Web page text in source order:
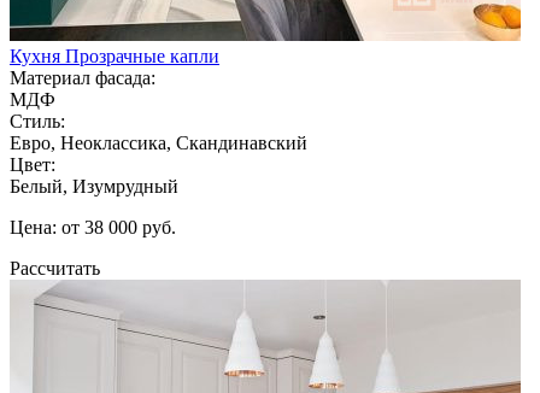
Кухня Прозрачные капли
Материал фасада:
МДФ
Стиль:
Евро, Неоклассика, Скандинавский
Цвет:
Белый, Изумрудный
Цена: от 38 000 руб.
Рассчитать